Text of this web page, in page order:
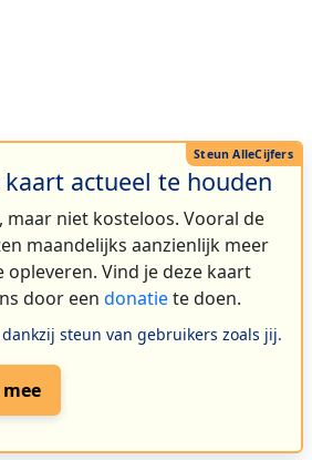
actueel te houden
maar niet kosteloos. Vooral de
maandelijks aanzienlijk meer
opleveren. Vind je deze kaart
door een donatiete doen.
steun van gebruikers zoals jij.